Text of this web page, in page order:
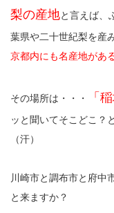
梨の産地と言えば、
葉県や二十世紀梨を産
京都内にも名産地があ
その場所は・・・ 「
ッと聞いてそこどこ？
（汗）
川崎市と調布市と府中
と来ますか？